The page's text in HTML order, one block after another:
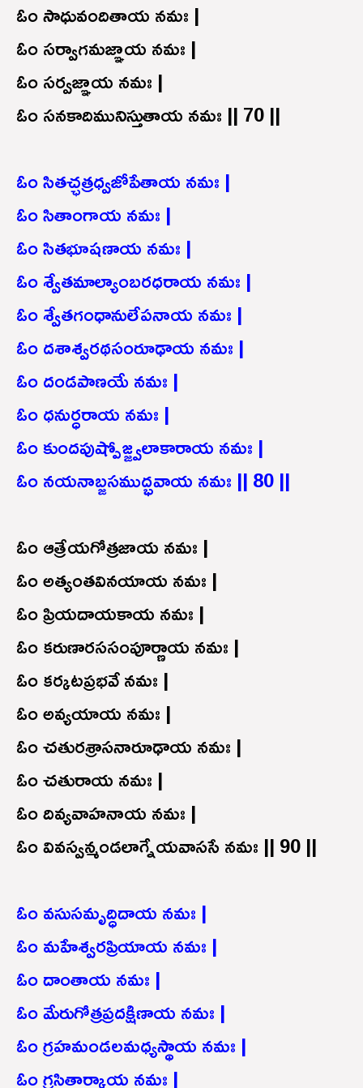
ఓం సాధువందితాయ నమః |
ఓం సర్వాగమజ్ఞాయ నమః |
ఓం సర్వజ్ఞాయ నమః |
ఓం సనకాదిమునిస్తుతాయ నమః || 70 ||
ఓం సితచ్ఛత్రధ్వజోపేతాయ నమః |
ఓం సితాంగాయ నమః |
ఓం సితభూషణాయ నమః |
ఓం శ్వేతమాల్యాంబరధరాయ నమః |
ఓం శ్వేతగంధానులేపనాయ నమః |
ఓం దశాశ్వరథసంరూఢాయ నమః |
ఓం దండపాణయే నమః |
ఓం ధనుర్ధరాయ నమః |
ఓం కుందపుష్పోజ్జ్వలాకారాయ నమః |
ఓం నయనాబ్జసముద్భవాయ నమః || 80 ||
ఓం ఆత్రేయగోత్రజాయ నమః |
ఓం అత్యంతవినయాయ నమః |
ఓం ప్రియదాయకాయ నమః |
ఓం కరుణారససంపూర్ణాయ నమః |
ఓం కర్కటప్రభవే నమః |
ఓం అవ్యయాయ నమః |
ఓం చతురశ్రాసనారూఢాయ నమః |
ఓం చతురాయ నమః |
ఓం దివ్యవాహనాయ నమః |
ఓం వివస్వన్మండలాగ్నేయవాససే నమః || 90 ||
ఓం వసుసమృద్ధిదాయ నమః |
ఓం మహేశ్వరప్రియాయ నమః |
ఓం దాంతాయ నమః |
ఓం మేరుగోత్రప్రదక్షిణాయ నమః |
ఓం గ్రహమండలమధ్యస్థాయ నమః |
ఓం గ్రసితార్కాయ నమః |